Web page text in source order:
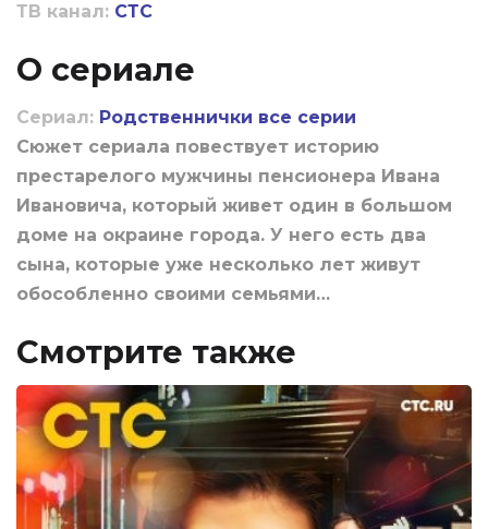
ТВ канал: СТС
О сериале
Сериал: Родственнички все серии
Сюжет сериала повествует историю
престарелого мужчины пенсионера Ивана
Ивановича, который живет один в большом
доме на окраине города. У него есть два
сына, которые уже несколько лет живут
обособленно своими семьями…
Смотрите также